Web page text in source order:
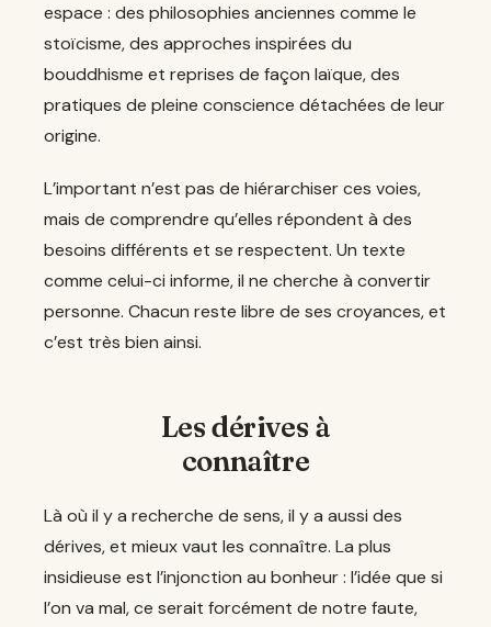
espace : des philosophies anciennes comme le
stoïcisme, des approches inspirées du
bouddhisme et reprises de façon laïque, des
pratiques de pleine conscience détachées de leur
origine.
L’important n’est pas de hiérarchiser ces voies,
mais de comprendre qu’elles répondent à des
besoins différents et se respectent. Un texte
comme celui-ci informe, il ne cherche à convertir
personne. Chacun reste libre de ses croyances, et
c’est très bien ainsi.
Les dérives à
connaître
Là où il y a recherche de sens, il y a aussi des
dérives, et mieux vaut les connaître. La plus
insidieuse est l’injonction au bonheur : l’idée que si
l’on va mal, ce serait forcément de notre faute,